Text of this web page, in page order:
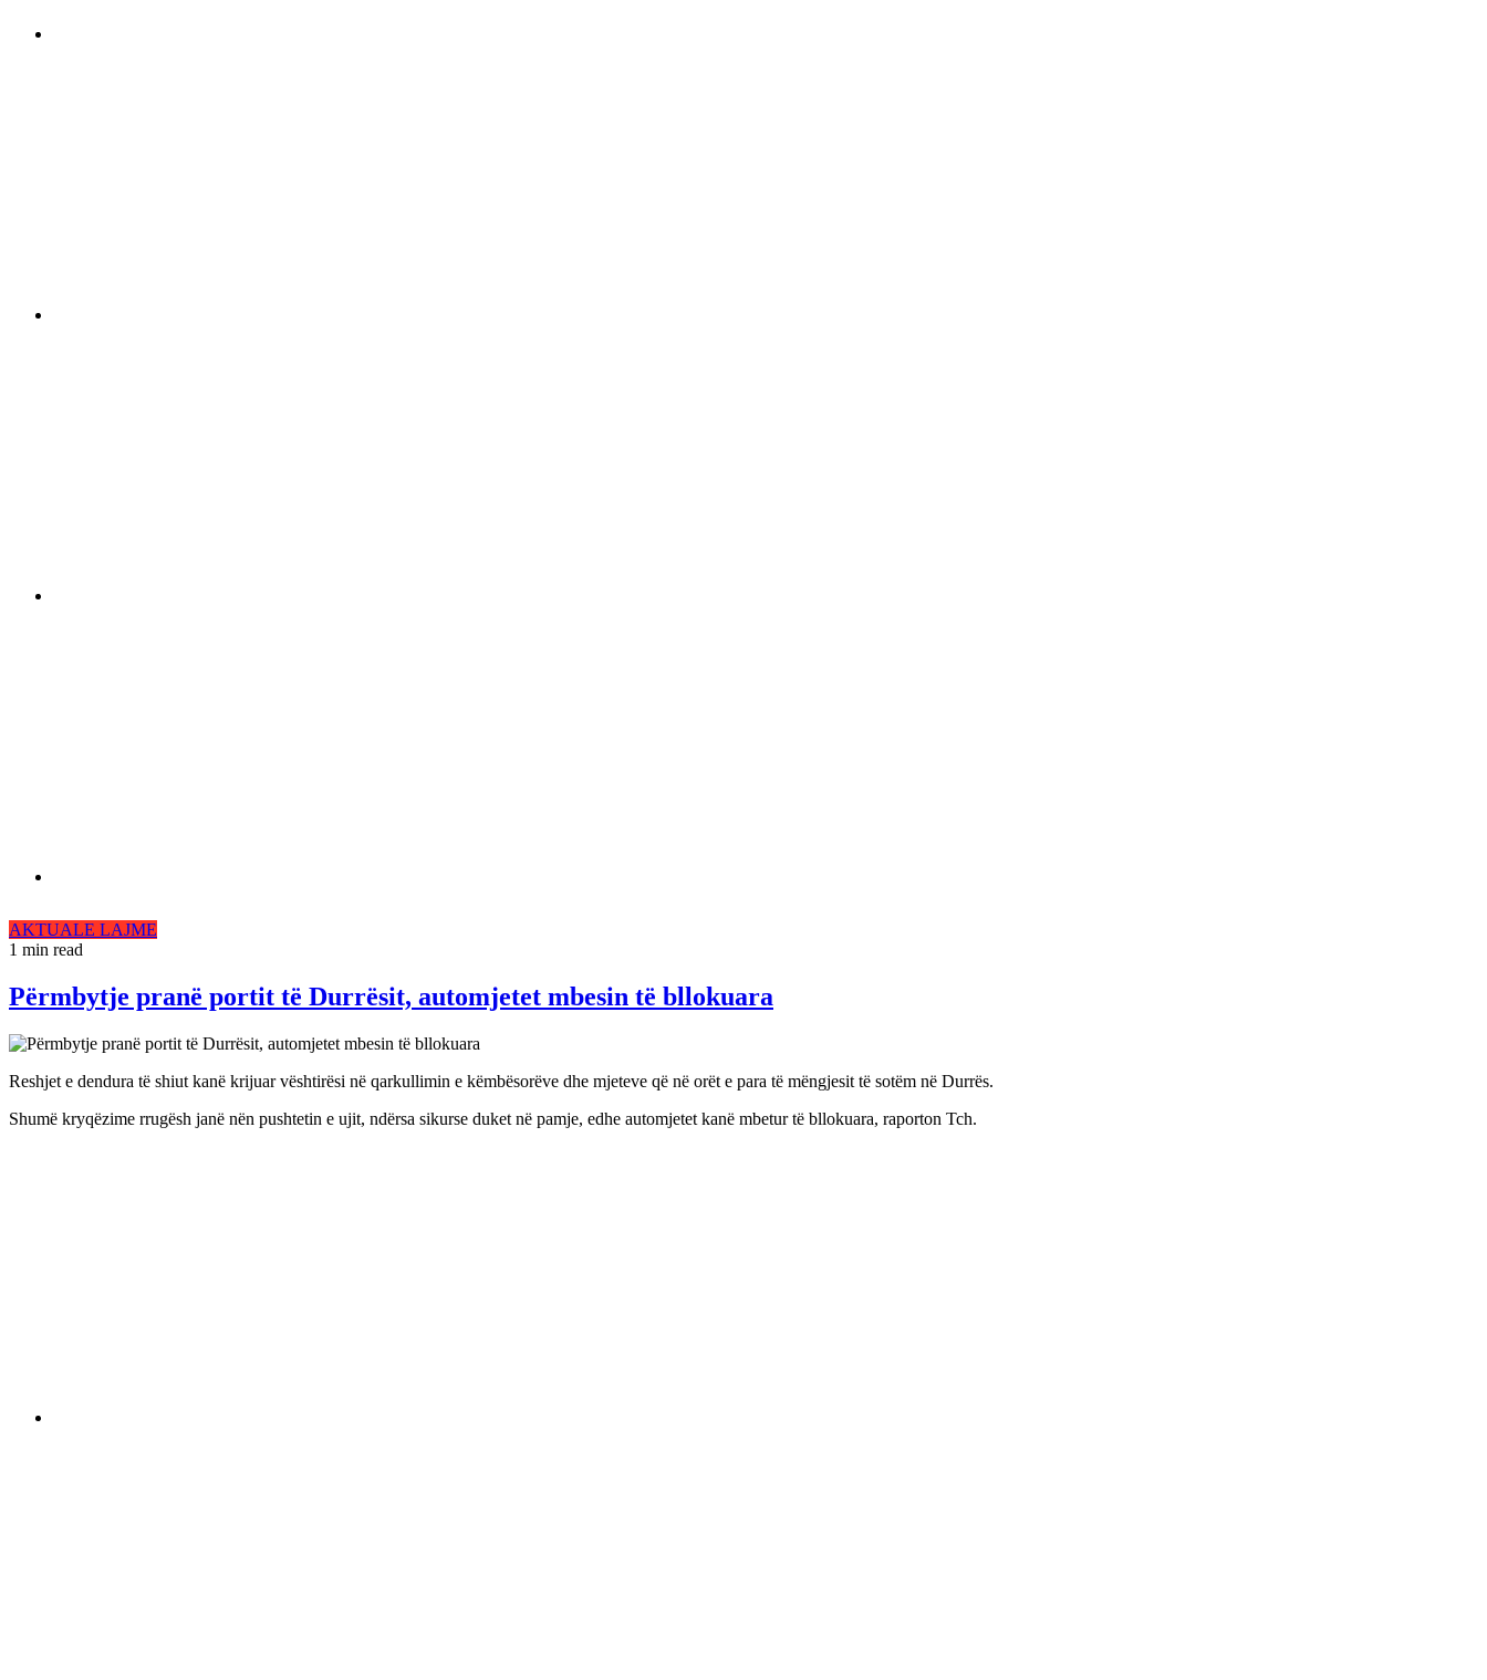
AKTUALE LAJME
1 min read
Përmbytje pranë portit të Durrësit, automjetet mbesin të bllokuara
Reshjet e dendura të shiut kanë krijuar vështirësi në qarkullimin e këmbësorëve dhe mjeteve që në orët e para të mëngjesit të sotëm në Durrës.
Shumë kryqëzime rrugësh janë nën pushtetin e ujit, ndërsa sikurse duket në pamje, edhe automjetet kanë mbetur të bllokuara, raporton Tch.